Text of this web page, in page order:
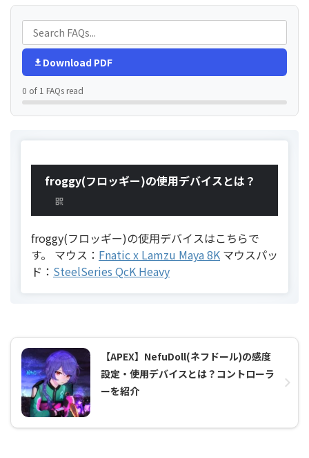
Download PDF
0 of 1 FAQs read
froggy(フロッギー)の使用デバイスとは？
froggy(フロッギー)の使用デバイスはこちらで
す。 マウス： Fnatic x Lamzu Maya 8K マウスパッ
ド： SteelSeries QcK Heavy
【APEX】NefuDoll(ネフドール)の感度
設定・使用デバイスとは？コントローラ
ーを紹介